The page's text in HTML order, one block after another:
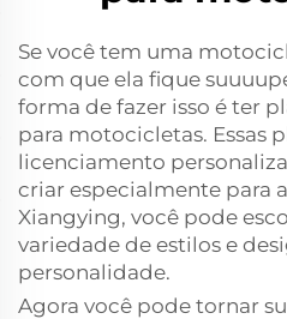
Se você tem uma
com que ela fique
forma de fazer isso é ter
para motocicletas. Essas
licenciamento
criar especialmente para
Xiangying, você pode
variedade de estilos e
personalidade.
Agora você pode tornar